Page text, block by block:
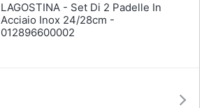
LAGOSTINA - Set Di 2 Padelle In
Acciaio Inox 24/28cm -
012896600002